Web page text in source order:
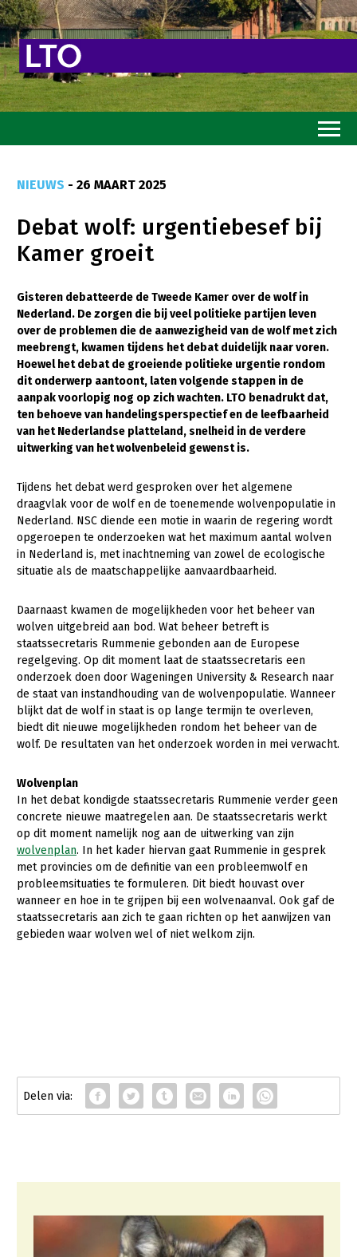
Goed eten
Mooi groen
Sterk ondernemerschap
Transitiepaden
Thema’s
Gezonde planten
Gezonde dieren
Natuur, klimaat en energie
Platteland en omgeving
Mens, ondernemerschap en onderwijs
Internationaal
Dier
Biologische Landbouw
Geitenhouderij
Kalverhouderij
Konijnenhouderij
Paardenhouderij
Pluimveehouderij
Schapenhouderij
Varkenshouderij
Vleesveehouderij
Plant
Akkerbouw
Biologische Landbouw
Bollenteelt
Fruitteelt
Glastuinbouw
Paddenstoelen
Vollegrondsgroente
Multifunctionele landbouw
Multifunctioneel
Vrouw en Bedrijf
Onderwerpen
Nieuwsabonnement
Webinars
Over LTO
LTO Nederland
Mensen
Bestuur en Directie
Jaarverslag 2023
NIEUWS - 26 MAART 2025
Debat wolf: urgentiebesef bij
Kamer groeit
Gisteren debatteerde de Tweede Kamer over de wolf in
Nederland. De zorgen die bij veel politieke partijen leven
over de problemen die de aanwezigheid van de wolf met zich
meebrengt, kwamen tijdens het debat duidelijk naar voren.
Hoewel het debat de groeiende politieke urgentie rondom
dit onderwerp aantoont, laten volgende stappen in de
aanpak voorlopig nog op zich wachten. LTO benadrukt dat,
ten behoeve van handelingsperspectief en de leefbaarheid
van het Nederlandse platteland, snelheid in de verdere
uitwerking van het wolvenbeleid gewenst is.
Tijdens het debat werd gesproken over het algemene
draagvlak voor de wolf en de toenemende wolvenpopulatie in
Nederland. NSC diende een motie in waarin de regering wordt
opgeroepen te onderzoeken wat het maximum aantal wolven
in Nederland is, met inachtneming van zowel de ecologische
situatie als de maatschappelijke aanvaardbaarheid.
Daarnaast kwamen de mogelijkheden voor het beheer van
wolven uitgebreid aan bod. Wat beheer betreft is
staatssecretaris Rummenie gebonden aan de Europese
regelgeving. Op dit moment laat de staatssecretaris een
onderzoek doen door Wageningen University & Research naar
de staat van instandhouding van de wolvenpopulatie. Wanneer
blijkt dat de wolf in staat is op lange termijn te overleven,
biedt dit nieuwe mogelijkheden rondom het beheer van de
wolf. De resultaten van het onderzoek worden in mei verwacht.
Wolvenplan
In het debat kondigde staatssecretaris Rummenie verder geen
concrete nieuwe maatregelen aan. De staatssecretaris werkt
op dit moment namelijk nog aan de uitwerking van zijn
wolvenplan. In het kader hiervan gaat Rummenie in gesprek
met provincies om de definitie van een probleemwolf en
probleemsituaties te formuleren. Dit biedt houvast over
wanneer en hoe in te grijpen bij een wolvenaanval. Ook gaf de
staatssecretaris aan zich te gaan richten op het aanwijzen van
gebieden waar wolven wel of niet welkom zijn.